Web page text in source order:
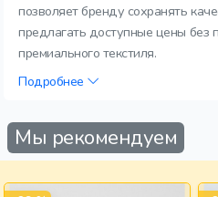
позволяет бренду сохранять
предлагать доступные цены без
премиального текстиля.
Подробнее
Мы рекомендуем